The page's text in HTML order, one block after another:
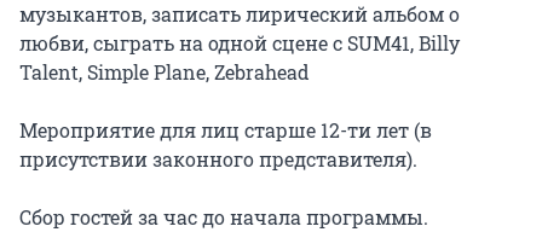
музыкантов, записать лирический альбом о
любви, сыграть на одной сцене с SUM41, Billy
Talent, Simple Plane, Zebrahead
Мероприятие для лиц старше 12-ти лет (в
присутствии законного представителя).
Сбор гостей за час до начала программы.